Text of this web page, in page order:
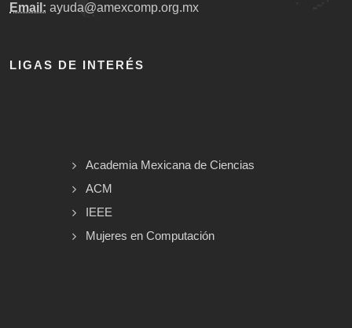
Email: ayuda@amexcomp.org.mx
LIGAS DE INTERÉS
Academia Mexicana de Ciencias
ACM
IEEE
Mujeres en Computación